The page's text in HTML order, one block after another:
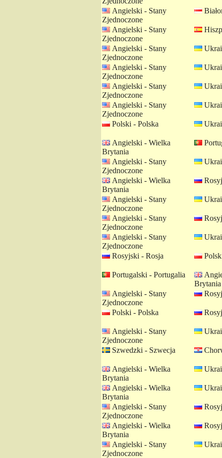
Angielski - Stany
Zjednoczone
Angielski - Stany
Zjednoczone
Angielski - Stany
Zjednoczone
Angielski - Stany
Zjednoczone
Angielski - Stany
Zjednoczone
Angielski - Stany
Zjednoczone
Polski - Polska
Angielski - Wielka
Brytania
Angielski - Stany
Zjednoczone
Angielski - Wielka
Brytania
Angielski - Stany
Zjednoczone
Angielski - Stany
Zjednoczone
Angielski - Stany
Zjednoczone
Rosyjski - Rosja
Portugalski - Portugalia
Brytania
Angielski - Stany
Zjednoczone
Polski - Polska
Angielski - Stany
Zjednoczone
Szwedzki - Szwecja
Angielski - Wielka
Brytania
Angielski - Wielka
Brytania
Angielski - Stany
Zjednoczone
Angielski - Wielka
Brytania
Angielski - Stany
Zjednoczone